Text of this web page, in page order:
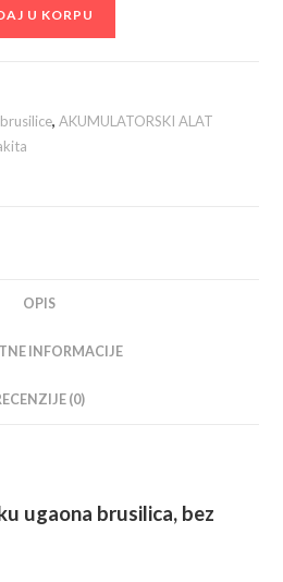
U KORPU
,AKUMULATORSKI ALAT
OPIS
INFORMACIJE
(0)
ugaona brusilica, bez